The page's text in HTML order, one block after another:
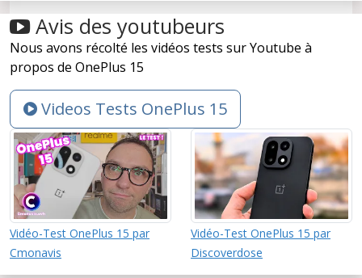
Avis des youtubeurs
Nous avons récolté les vidéos tests sur Youtube à
propos de OnePlus 15
Videos Tests OnePlus 15
Vidéo-Test OnePlus 15 par
Cmonavis
Vidéo-Test OnePlus 15 par
Discoverdose